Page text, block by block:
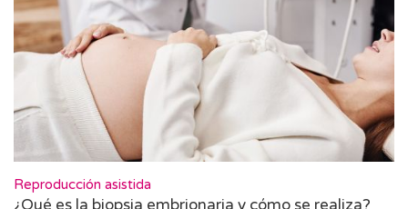
Reproducción asistida
¿Qué es la biopsia embrionaria y cómo se realiza?